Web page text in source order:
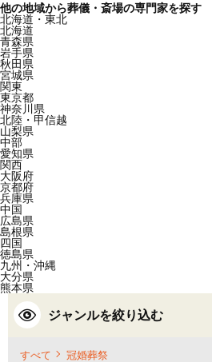
他の地域から葬儀・斎場の専門家を探す
北海道・東北
北海道
青森県
岩手県
秋田県
宮城県
関東
東京都
神奈川県
北陸・甲信越
山梨県
中部
愛知県
関西
大阪府
京都府
兵庫県
中国
広島県
島根県
四国
徳島県
九州・沖縄
大分県
熊本県
ジャンルを絞り込む
すべて 冠婚葬祭